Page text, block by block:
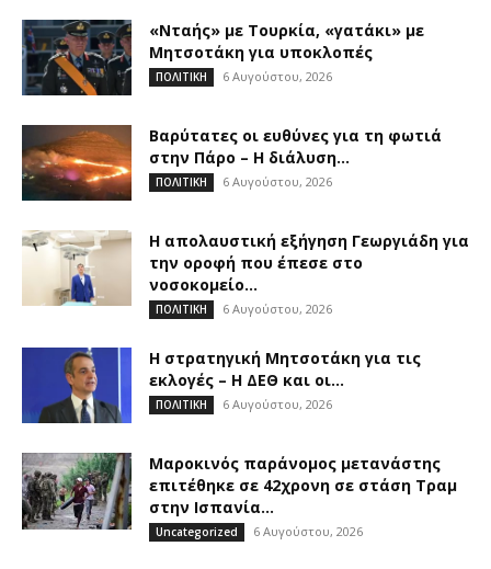
«Νταής» με Τουρκία, «γατάκι» με
Μητσοτάκη για υποκλοπές
ΠΟΛΙΤΙΚΗ 6 Αυγούστου, 2026
Βαρύτατες οι ευθύνες για τη φωτιά
στην Πάρο – Η διάλυση...
ΠΟΛΙΤΙΚΗ 6 Αυγούστου, 2026
Η απολαυστική εξήγηση Γεωργιάδη για
την οροφή που έπεσε στο
νοσοκομείο...
ΠΟΛΙΤΙΚΗ 6 Αυγούστου, 2026
Η στρατηγική Μητσοτάκη για τις
εκλογές – Η ΔΕΘ και οι...
ΠΟΛΙΤΙΚΗ 6 Αυγούστου, 2026
Μαροκινός παράνομος μετανάστης
επιτέθηκε σε 42χρονη σε στάση Τραμ
στην Ισπανία...
Uncategorized 6 Αυγούστου, 2026